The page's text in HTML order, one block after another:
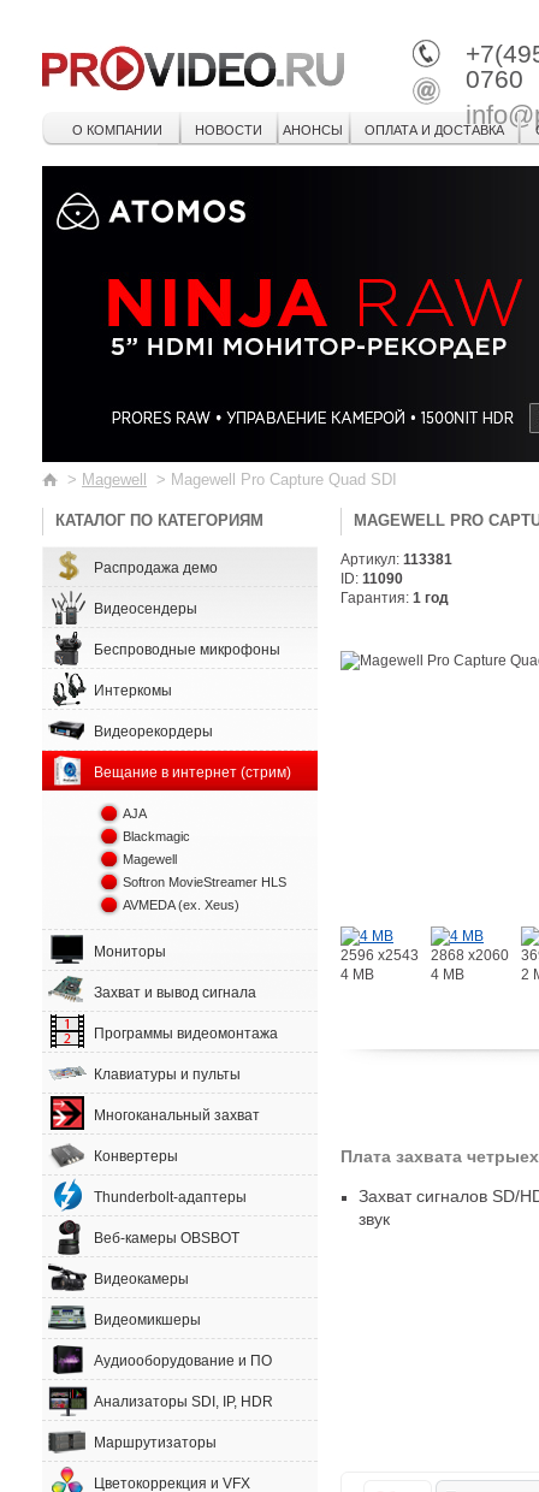
0760
О КОМПАНИИ НОВОСТИ АНОНСЫ ОПЛАТА И ДОСТАВКА
> Magewell > Magewell Pro Capture Quad SDI
КАТАЛОГ ПО КАТЕГОРИЯМ
Распродажа демо
Видеосендеры
Беспроводные микрофоны
Интеркомы
Видеорекордеры
Вещание в интернет (стрим)
AJA
Blackmagic
Magewell
Softron MovieStreamer HLS
AVMEDA (ex. Xeus)
Мониторы
Захват и вывод сигнала
Программы видеомонтажа
Клавиатуры и пульты
Многоканальный захват
Конвертеры
Thunderbolt-адаптеры
Веб-камеры OBSBOT
Видеокамеры
Видеомикшеры
Аудиооборудование и ПО
Анализаторы SDI, IP, HDR
Маршрутизаторы
Цветокоррекция и VFX
MAGEWELL PRO
Артикул: 113381
ID: 11090
Гарантия: 1 год
2596 x2543
4 MB
2868 x2060
4 MB
2
Плата захвата
Захват сигналов SD/
звук